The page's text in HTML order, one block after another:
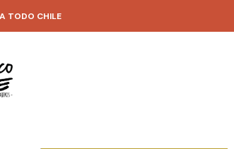
TODO CHILE
América del Sur XL Travel Deco Store
pineable
Deco Store